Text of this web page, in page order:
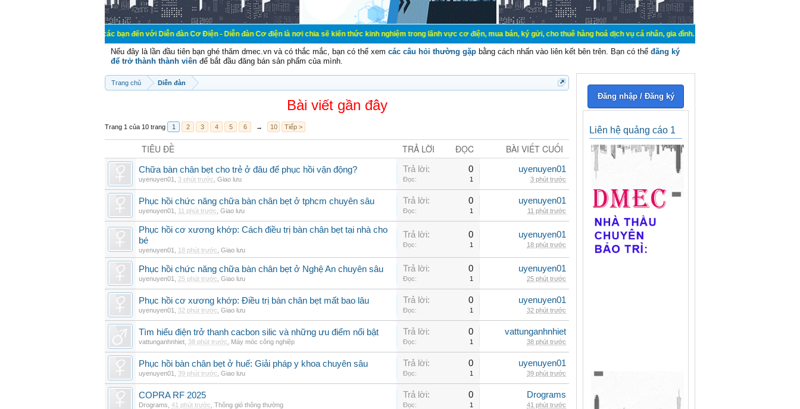
Chào mừng các bạn đến với Diễn đàn Cơ Điện - Diễn đàn Cơ điện là nơi chia sẽ kiến thức kinh nghiệm trong lãnh vực cơ điện, mua bán, ký gửi, cho thuê hàng hoá dịch vụ cá nhân, gia đình. Mua bán, ký gửi, cho thuê thiết bị hệ
Nếu đây là lần đầu tiên bạn ghé thăm dmec.vn và có thắc mắc, bạn có thể xem các câu hỏi thường gặp bằng cách nhấn vào liên kết bên trên. Bạn có thể đăng ký
để trở thành thành viên để bắt đầu đăng bán sản phẩm của mình.
Trang chủ Diễn đàn
Bài viết gần đây
Trang 1 của 10 trang 1 2 3 4 5 6 → 10 Tiếp >
TIÊU ĐỀ TRẢ LỜI ĐỌC BÀI VIẾT CUỐI
Chữa bàn chân bẹt cho trẻ ở đâu để phục hồi vận động?
uyenuyen01 3 phút trước Giao lưu
Trả lời: 0
Đọc: 1
uyenuyen01
3 phút trước
Phục hồi chức năng chữa bàn chân bẹt ở tphcm chuyên sâu
uyenuyen01 11 phút trước Giao lưu
Trả lời: 0
Đọc: 1
uyenuyen01
11 phút trước
Phục hồi cơ xương khớp: Cách điều trị bàn chân bẹt tại nhà cho
bé
uyenuyen01 18 phút trước Giao lưu
Trả lời: 0
Đọc: 1
uyenuyen01
18 phút trước
Phục hồi chức năng chữa bàn chân bẹt ở Nghệ An chuyên sâu
uyenuyen01 25 phút trước Giao lưu
Trả lời: 0
Đọc: 1
uyenuyen01
25 phút trước
Phục hồi cơ xương khớp: Điều trị bàn chân bẹt mất bao lâu
uyenuyen01 32 phút trước Giao lưu
Trả lời: 0
Đọc: 1
uyenuyen01
32 phút trước
Tìm hiểu điện trở thanh cacbon silic và những ưu điểm nổi bật
vattunganhnhiet 38 phút trước Máy móc công nghiệp
Trả lời: 0
Đọc: 1
vattunganhnhiet
38 phút trước
Phục hồi bàn chân bẹt ở huế: Giải pháp y khoa chuyên sâu
uyenuyen01 39 phút trước Giao lưu
Trả lời: 0
Đọc: 1
uyenuyen01
39 phút trước
COPRA RF 2025
Drograms 41 phút trước Thông gió thông thường
Trả lời: 0
Đọc: 1
Drograms
41 phút trước
Đăng nhập / Đăng ký
Liên hệ quảng cáo 1